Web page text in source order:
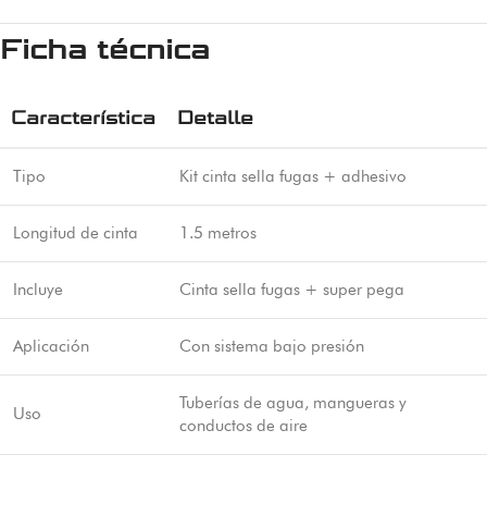
Ficha técnica
Característica Detalle
Tipo Kit cinta sella fugas + adhesivo
Longitud de cinta 1.5 metros
Incluye Cinta sella fugas + super pega
Aplicación Con sistema bajo presión
Uso
Tuberías de agua, mangueras y
conductos de aire